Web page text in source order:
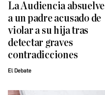
La Audiencia absuelve
a un padre acusado de
violar a su hija tras
detectar graves
contradicciones
El Debate